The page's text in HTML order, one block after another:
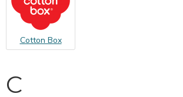
Cotton Box
C